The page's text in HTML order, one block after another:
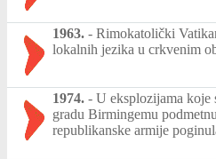
1963. - Rimokatolički
lokalnih jezika u crkvenim
1974. - U eksplozijama koje
gradu Birmingemu
republikanske armije